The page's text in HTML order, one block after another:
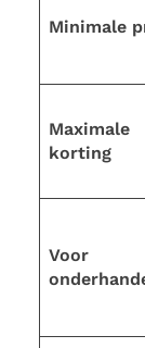
Minimale
Maximale
korting
Voor